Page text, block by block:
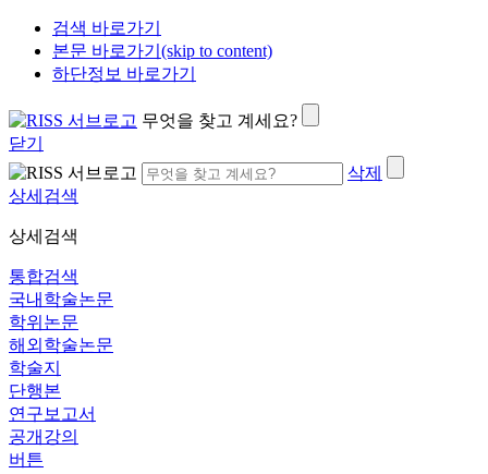
검색 바로가기
본문 바로가기(skip to content)
하단정보 바로가기
무엇을 찾고 계세요?
닫기
삭제
상세검색
상세검색
통합검색
국내학술논문
학위논문
해외학술논문
학술지
단행본
연구보고서
공개강의
버튼